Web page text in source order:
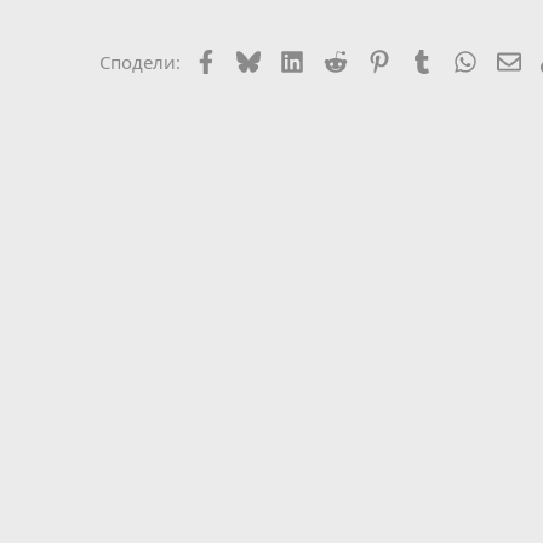
Сподели: Facebook
BlueskyLinkedIn
Reddit PinterestTumblr